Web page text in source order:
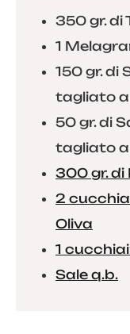
350 gr. di
1
150 gr. di
tagliato
50 gr. di
tagliato
300 gr. di
2
Oliva
1
Sale q.b.